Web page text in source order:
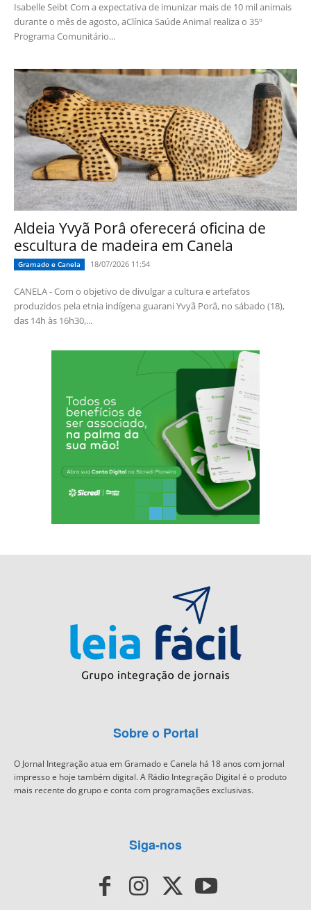
Isabelle Seibt Com a expectativa de imunizar mais de 10 mil animais
durante o mês de agosto, aClínica Saúde Animal realiza o 35º
Programa Comunitário...
Aldeia Yvyã Porâ oferecerá oficina de
escultura de madeira em Canela
Gramado e Canela 18/07/2026 11:54
CANELA - Com o objetivo de divulgar a cultura e artefatos
produzidos pela etnia indígena guarani Yvyã Porâ, no sábado (18),
das 14h às 16h30,...
Sobre o Portal
O Jornal Integração atua em Gramado e Canela há 18 anos com jornal
impresso e hoje também digital. A Rádio Integração Digital é o produto
mais recente do grupo e conta com programações exclusivas.
Siga-nos